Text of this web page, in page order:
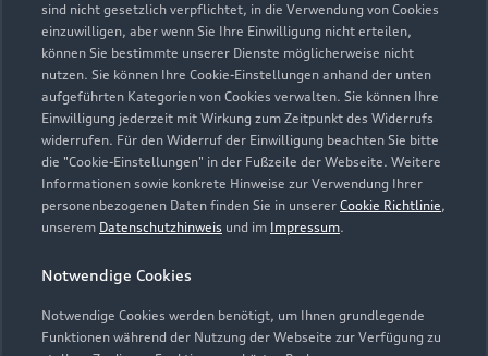
sind nicht gesetzlich verpflichtet, in die Verwendung von Cookies
einzuwilligen, aber wenn Sie Ihre Einwilligung nicht erteilen,
können Sie bestimmte unserer Dienste möglicherweise nicht
nutzen. Sie können Ihre Cookie-Einstellungen anhand der unten
aufgeführten Kategorien von Cookies verwalten. Sie können Ihre
Einwilligung jederzeit mit Wirkung zum Zeitpunkt des Widerrufs
widerrufen. Für den Widerruf der Einwilligung beachten Sie bitte
die "Cookie-Einstellungen" in der Fußzeile der Webseite. Weitere
Informationen sowie konkrete Hinweise zur Verwendung Ihrer
personenbezogenen Daten finden Sie in unserer Cookie Richtlinie,
unserem Datenschutzhinweis und im Impressum.
Notwendige Cookies
Notwendige Cookies werden benötigt, um Ihnen grundlegende
Funktionen während der Nutzung der Webseite zur Verfügung zu
Serviceberater kontaktieren
Servicetermin vereinbaren
Autohaus Fimpel GmbH